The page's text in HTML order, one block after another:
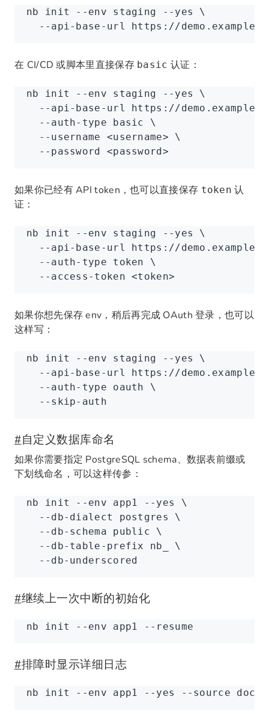
nb init --env staging --yes
\
  --api-base-url
https://
在 CI/CD 或脚本里直接保存 basic 认证：
nb init --env staging --yes
\
  --api-base-url
https://
  --auth-type
basic \
  --username
<username> \
  --password
<password >
如果你已经有 API token，也可以直接保存 token 认
证：
nb init --env staging --yes
\
  --api-base-url
https://
  --auth-type
token \
  --access-token
<token>
如果你想先保存 env，稍后再完成 OAuth 登录，也可以
这样写：
nb init --env staging --yes
\
  --api-base-url
https://
  --auth-type
oauth \
  --skip-auth
#自定义数据库命名
如果你需要指定 PostgreSQL schema、数据表前缀或
下划线命名，可以这样传参：
nb init --env app1 --yes
\
  --db-dialect
postgres
\
  --db-schema
public \
  --db-table-prefix
nb_
\
  --db-underscored
#继续上一次中断的初始化
nb init --env app1 --resume
#排障时显示详细日志
nb init --env app1 --yes --source